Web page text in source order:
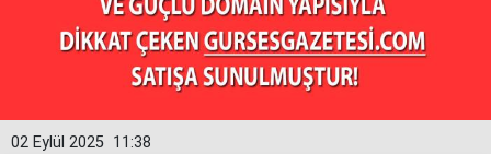
11:38
02 Eylül 2025